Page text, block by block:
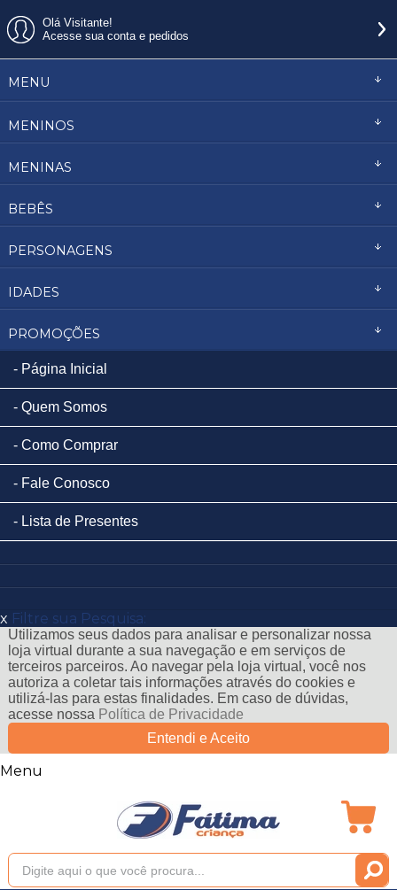
Olá Visitante!
Acesse sua conta e pedidos
MENU
MENINOS
MENINAS
BEBÊS
PERSONAGENS
IDADES
PROMOÇÕES
Página Inicial
Quem Somos
Como Comprar
Fale Conosco
Lista de Presentes
x Filtre sua Pesquisa:
Utilizamos seus dados para analisar e personalizar nossa
loja virtual durante a sua navegação e em serviços de
terceiros parceiros. Ao navegar pela loja virtual, você nos
autoriza a coletar tais informações através do cookies e
utilizá-las para estas finalidades. Em caso de dúvidas,
acesse nossa Política de Privacidade
Entendi e Aceito
Menu